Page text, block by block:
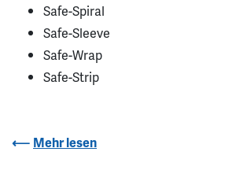
Safe-Spiral
Safe-Sleeve
Safe-Wrap
Safe-Strip
Mehr lesen